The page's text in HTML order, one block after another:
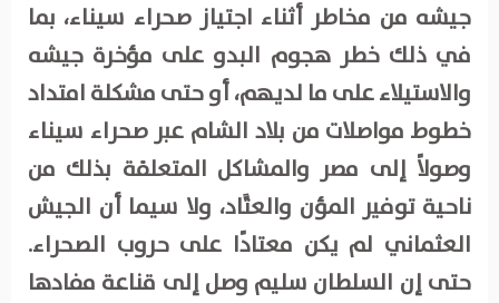
جيشه من مخاطر أثناء اجتياز صحراء سيناء، بما
في ذلك خطر هجوم البدو على مؤخرة جيشه
والاستيلاء على ما لديهم، أو حتى مشكلة امتداد
خطوط مواصلات من بلاد الشام عبر صحراء سيناء
وصولاً إلى مصر والمشاكل المتعلقة بذلك من
ناحية توفير المؤن والعتَّاد، ولا سيما أن الجيش
العثماني لم يكن معتادًا على حروب الصحراء.
حتى إن السلطان سليم وصل إلى قناعة مفادها